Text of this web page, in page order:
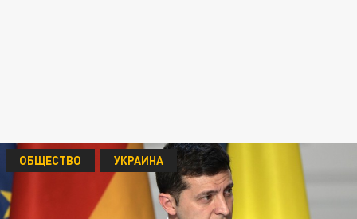
ОБЩЕСТВО УКРАИНА